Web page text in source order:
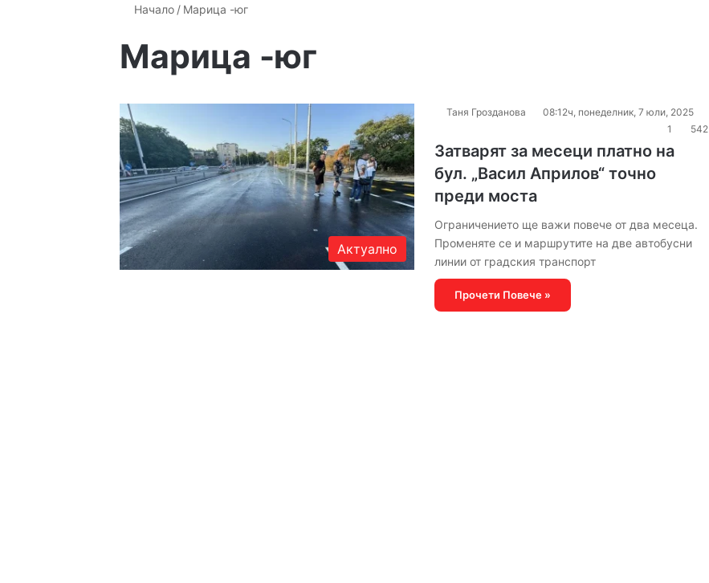
Начало / Марица -юг
Марица -юг
Актуално
Таня Грозданова
08:12ч, понеделник, 7 юли, 2025
1
542
Затварят за месеци платно на
бул. „Васил Априлов“ точно
преди моста
Ограничението ще важи повече от два месеца.
Променяте се и маршрутите на две автобусни
линии от градския транспорт
Прочети Повече »